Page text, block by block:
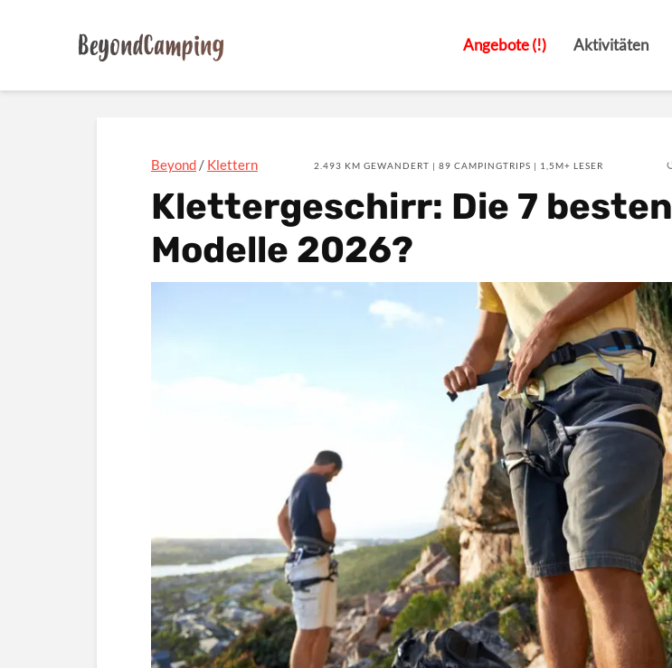
Angebote (!) Aktivitäten
Beyond / Klettern 2.493 KM GEWANDERT | 89 CAMPINGTRIPS | 1,5M+ LESER
Klettergeschirr: Die 7 besten
Modelle 2026?